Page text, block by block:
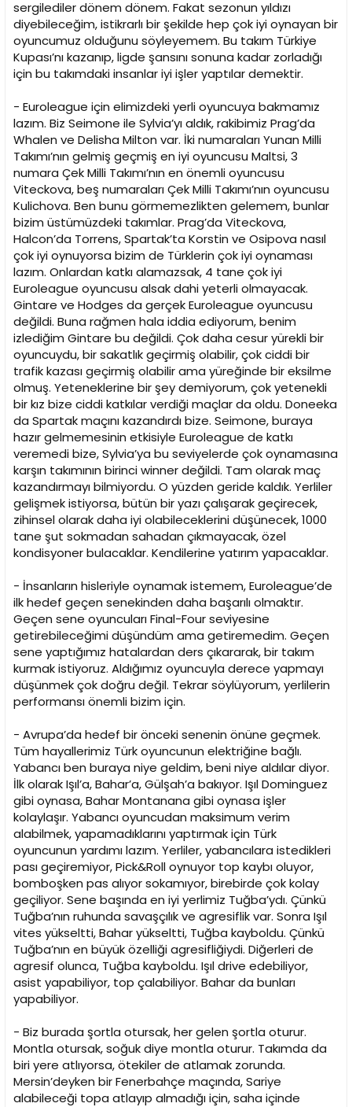
sergilediler dönem dönem. Fakat sezonun yıldızı
diyebileceğim, istikrarlı bir şekilde hep çok iyi oynayan bir
oyuncumuz olduğunu söyleyemem. Bu takım Türkiye
Kupası’nı kazanıp, ligde şansını sonuna kadar zorladığı
için bu takımdaki insanlar iyi işler yaptılar demektir.
- Euroleague için elimizdeki yerli oyuncuya bakmamız
lazım. Biz Seimone ile Sylvia’yı aldık, rakibimiz Prag’da
Whalen ve Delisha Milton var. İki numaraları Yunan Milli
Takımı’nın gelmiş geçmiş en iyi oyuncusu Maltsi, 3
numara Çek Milli Takımı’nın en önemli oyuncusu
Viteckova, beş numaraları Çek Milli Takımı’nın oyuncusu
Kulichova. Ben bunu görmemezlikten gelemem, bunlar
bizim üstümüzdeki takımlar. Prag’da Viteckova,
Halcon’da Torrens, Spartak’ta Korstin ve Osipova nasıl
çok iyi oynuyorsa bizim de Türklerin çok iyi oynaması
lazım. Onlardan katkı alamazsak, 4 tane çok iyi
Euroleague oyuncusu alsak dahi yeterli olmayacak.
Gintare ve Hodges da gerçek Euroleague oyuncusu
değildi. Buna rağmen hala iddia ediyorum, benim
izlediğim Gintare bu değildi. Çok daha cesur yürekli bir
oyuncuydu, bir sakatlık geçirmiş olabilir, çok ciddi bir
trafik kazası geçirmiş olabilir ama yüreğinde bir eksilme
olmuş. Yeteneklerine bir şey demiyorum, çok yetenekli
bir kız bize ciddi katkılar verdiği maçlar da oldu. Doneeka
da Spartak maçını kazandırdı bize. Seimone, buraya
hazır gelmemesinin etkisiyle Euroleague de katkı
veremedi bize, Sylvia’ya bu seviyelerde çok oynamasına
karşın takımının birinci winner değildi. Tam olarak maç
kazandırmayı bilmiyordu. O yüzden geride kaldık. Yerliler
gelişmek istiyorsa, bütün bir yazı çalışarak geçirecek,
zihinsel olarak daha iyi olabileceklerini düşünecek, 1000
tane şut sokmadan sahadan çıkmayacak, özel
kondisyoner bulacaklar. Kendilerine yatırım yapacaklar.
- İnsanların hisleriyle oynamak istemem, Euroleague’de
ilk hedef geçen senekinden daha başarılı olmaktır.
Geçen sene oyuncuları Final-Four seviyesine
getirebileceğimi düşündüm ama getiremedim. Geçen
sene yaptığımız hatalardan ders çıkararak, bir takım
kurmak istiyoruz. Aldığımız oyuncuyla derece yapmayı
düşünmek çok doğru değil. Tekrar söylüyorum, yerlilerin
performansı önemli bizim için.
- Avrupa’da hedef bir önceki senenin önüne geçmek.
Tüm hayallerimiz Türk oyuncunun elektriğine bağlı.
Yabancı ben buraya niye geldim, beni niye aldılar diyor.
İlk olarak Işıl’a, Bahar’a, Gülşah’a bakıyor. Işıl Dominguez
gibi oynasa, Bahar Montanana gibi oynasa işler
kolaylaşır. Yabancı oyuncudan maksimum verim
alabilmek, yapamadıklarını yaptırmak için Türk
oyuncunun yardımı lazım. Yerliler, yabancılara istedikleri
pası geçiremiyor, Pick&Roll oynuyor top kaybı oluyor,
bomboşken pas alıyor sokamıyor, birebirde çok kolay
geçiliyor. Sene başında en iyi yerlimiz Tuğba’ydı. Çünkü
Tuğba’nın ruhunda savaşçılık ve agresiflik var. Sonra Işıl
vites yükseltti, Bahar yükseltti, Tuğba kayboldu. Çünkü
Tuğba’nın en büyük özelliği agresifliğiydi. Diğerleri de
agresif olunca, Tuğba kayboldu. Işıl drive edebiliyor,
asist yapabiliyor, top çalabiliyor. Bahar da bunları
yapabiliyor.
- Biz burada şortla otursak, her gelen şortla oturur.
Montla otursak, soğuk diye montla oturur. Takımda da
biri yere atlıyorsa, ötekiler de atlamak zorunda.
Mersin’deyken bir Fenerbahçe maçında, Sariye
alabileceği topa atlayıp almadığı için, saha içinde